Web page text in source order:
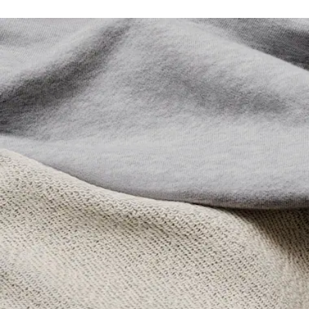
Innenliegender Kordelzug
Aufgenähtes, gesticktes Crocodile am linken Bein
NICHT IM TROMMELTROCKNER TROCKNEN
BÜGELN MIT MITTLERER TEMPERATUR 150
GRAD CELSIUS
NICHT CHEMISCH REINIGEN
TROCKNEN AUF DER WASCHELEINE
Herstellungsprozesses zu verfolgen. Transparenz in der
Wertschöpfungskette, Kenntnis der Lieferanten und des
Ökosystems... kein einziger Faden wird ohne die Aufsicht
des Krokodils gewebt.
Erfahren Sie hier mehr